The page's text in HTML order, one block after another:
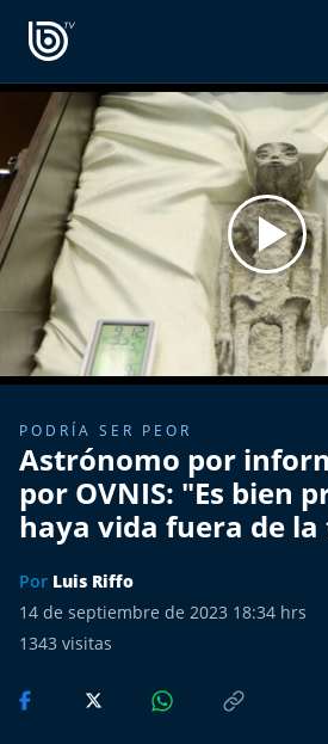
PROGRAMAS
Radiograma
Expreso Bío Bío
Podría Ser Peor
La Entrevista de Tomás Mosciatti
Entrevistas BioBioTV
Comentarios de Tomás Mosciatti
Más de Ti Podcast
Realizadores
OPINIÓN
PODCAST RADIOGRAMA
PODRÍA SER PEOR
Astrónomo por
por OVNIS: "Es bien
haya vida fuera de
Por Luis Riffo
14 de septiembre de 2023 18:34 hrs
1343 visitas